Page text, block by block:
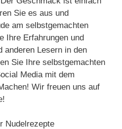
Sie es aus und
am selbstgemachten
Ihre Erfahrungen und
anderen Lesern in den
Sie Ihre selbstgemachten
Media mit dem
Wir freuen uns auf
Nudelrezepte